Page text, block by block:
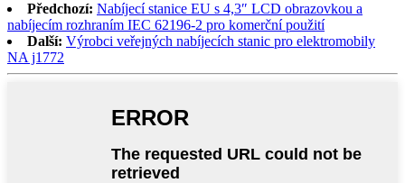
Předchozí: Nabíjecí stanice EU s 4,3″ LCD obrazovkou a
nabíjecím rozhraním IEC 62196-2 pro komerční použití
Další: Výrobci veřejných nabíjecích stanic pro elektromobily
NA j1772